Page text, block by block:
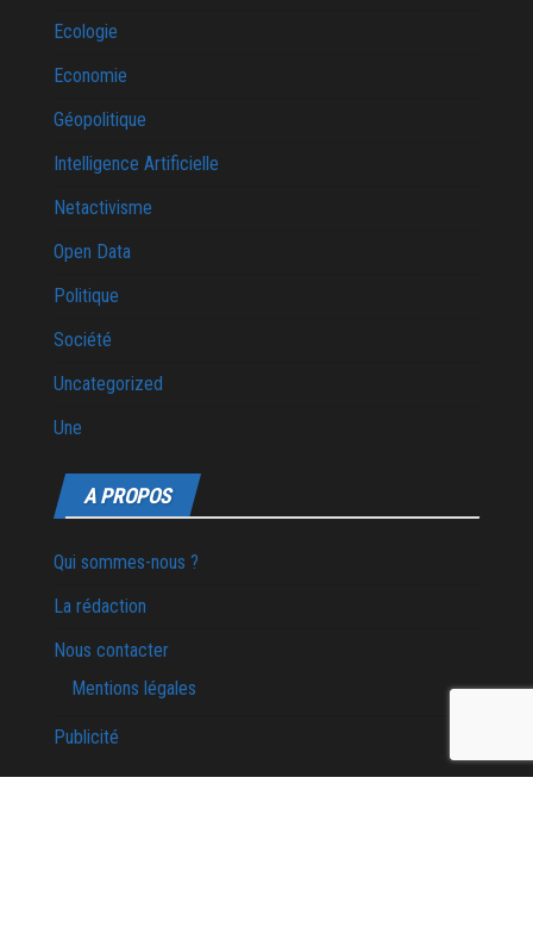
Ecologie
Economie
Géopolitique
Intelligence Artificielle
Netactivisme
Open Data
Politique
Société
Uncategorized
Une
A PROPOS
Qui sommes-nous ?
La rédaction
Nous contacter
Mentions légales
Publicité